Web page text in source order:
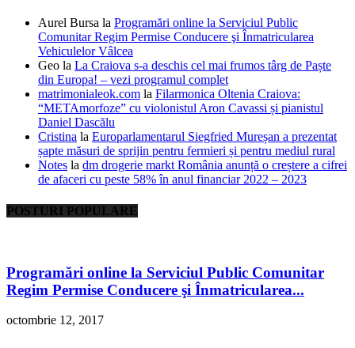
Aurel Bursa la Programări online la Serviciul Public
Comunitar Regim Permise Conducere şi Înmatricularea
Vehiculelor Vâlcea
Geo la La Craiova s-a deschis cel mai frumos târg de Paște
din Europa! – vezi programul complet
matrimonialeok.com la Filarmonica Oltenia Craiova:
“METAmorfoze” cu violonistul Aron Cavassi și pianistul
Daniel Dascălu
Cristina la Europarlamentarul Siegfried Mureșan a prezentat
șapte măsuri de sprijin pentru fermieri și pentru mediul rural
Notes la dm drogerie markt România anunță o creștere a cifrei
de afaceri cu peste 58% în anul financiar 2022 – 2023
POSTURI POPULARE
Programări online la Serviciul Public Comunitar
Regim Permise Conducere şi Înmatricularea...
octombrie 12, 2017